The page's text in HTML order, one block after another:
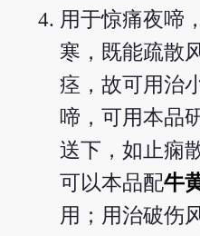
用于惊痛夜啼
寒，既能疏散
痉，故可用治
啼，可用本品
送下，如止痫
可以本品配牛
用；用治破伤